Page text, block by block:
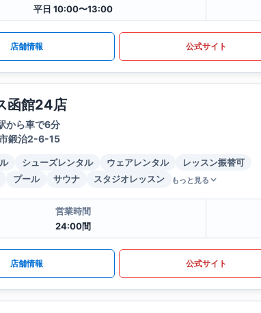
平日 10:00〜13:00
店舗情報 公式サイト
函館24店
から車で6分
鍛治2-6-15
シューズレンタル ウェアレンタル
レッスン振替可
プール サウナ スタジオレッスン もっと見る
営業時間
24:00間
店舗情報 公式サイト